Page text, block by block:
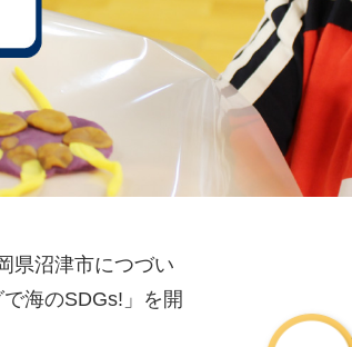
県沼津市につづい
海のSDGs!」を開